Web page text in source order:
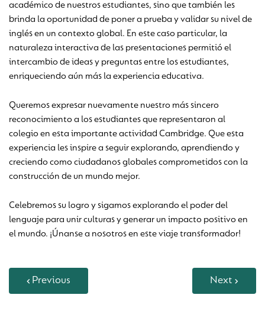
académico de nuestros estudiantes, sino que también les
brinda la oportunidad de poner a prueba y validar su nivel de
inglés en un contexto global. En este caso particular, la
naturaleza interactiva de las presentaciones permitió el
intercambio de ideas y preguntas entre los estudiantes,
enriqueciendo aún más la experiencia educativa.
Queremos expresar nuevamente nuestro más sincero
reconocimiento a los estudiantes que representaron al
colegio en esta importante actividad Cambridge. Que esta
experiencia les inspire a seguir explorando, aprendiendo y
creciendo como ciudadanos globales comprometidos con la
construcción de un mundo mejor.
Celebremos su logro y sigamos explorando el poder del
lenguaje para unir culturas y generar un impacto positivo en
el mundo. ¡Únanse a nosotros en este viaje transformador!
Previous Next